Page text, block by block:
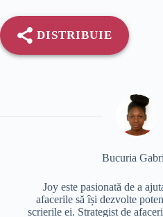
DISTRIBUIE
Bucuria
Joy este pasionată de a
afacerile să își dezvolte
scrierile ei. Strategist de